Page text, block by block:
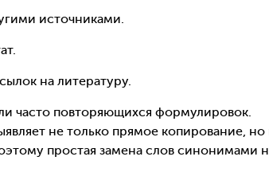
источниками.
на литературу.
часто повторяющихся формулировок.
не только прямое копирование,
простая замена слов синонимами